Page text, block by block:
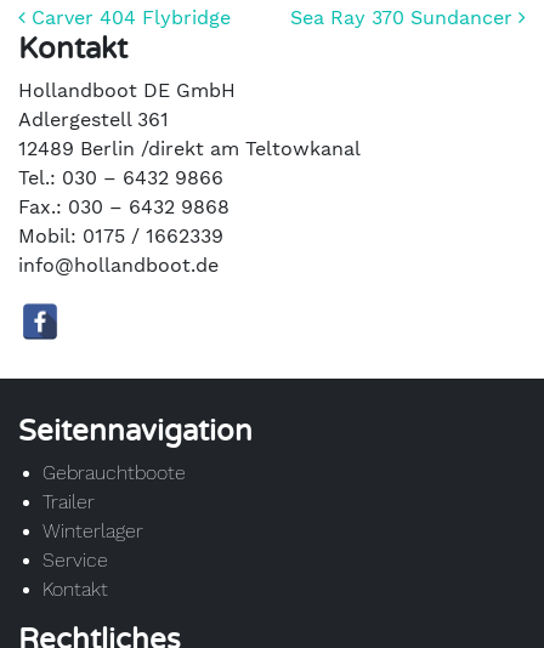
Beitrags-Navigation
Carver 404 Flybridge Sea Ray 370 Sundancer
Kontakt
Hollandboot DE GmbH
Adlergestell 361
12489 Berlin /direkt am Teltowkanal
Tel.: 030 – 6432 9866
Fax.: 030 – 6432 9868
Mobil: 0175 / 1662339
info@hollandboot.de
Seitennavigation
Gebrauchtboote
Trailer
Winterlager
Service
Kontakt
Rechtliches